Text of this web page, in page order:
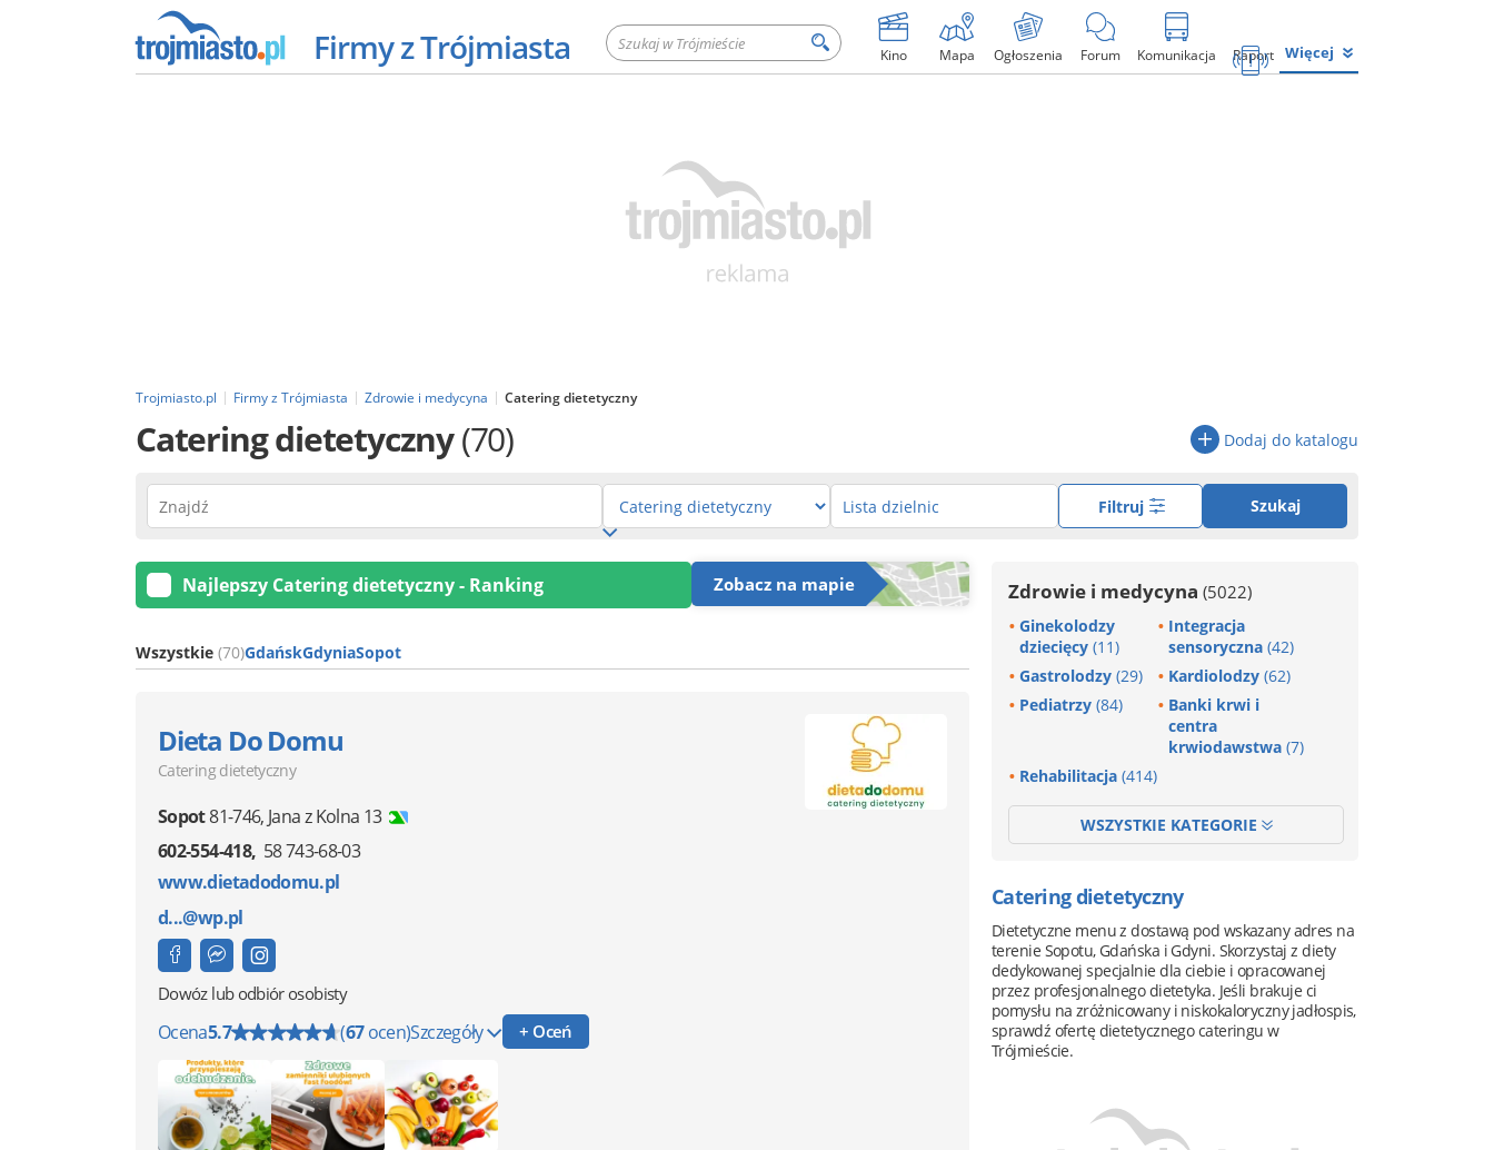
Firmy z Trójmiasta Kino Mapa Ogłoszenia Forum Komunikacja Raport Więcej
Trojmiasto.pl Firmy z Trójmiasta Zdrowie i medycyna Catering dietetyczny
Catering dietetyczny(70) Dodaj do katalogu
Filtruj Szukaj
Najlepszy Catering dietetyczny - Ranking Zobacz na mapie
Wszystkie (70)GdańskGdyniaSopot
Dieta Do Domu
Catering dietetyczny
Sopot81-746, Jana z Kolna 13
602-554-418 58 743-68-03
www.dietadodomu.pl
d...@wp.pl
Dowóz lub odbiór osobisty
Ocena5.7 (67ocen)Szczegóły + Oceń
Zdrowie i medycyna (5022)
Ginekolodzy
dziecięcy (11)
Integracja
sensoryczna (42)
Gastrolodzy (29) Kardiolodzy (62)
Pediatrzy (84)
Banki krwi i
centra
krwiodawstwa (7)
Rehabilitacja (414)
WSZYSTKIE KATEGORIE
Catering dietetyczny
Dietetyczne menu z dostawą pod wskazany adres na
terenie Sopotu, Gdańska i Gdyni. Skorzystaj z diety
dedykowanej specjalnie dla ciebie i opracowanej
przez profesjonalnego dietetyka. Jeśli brakuje ci
pomysłu na zróżnicowany i niskokaloryczny jadłospis,
sprawdź ofertę dietetycznego cateringu w
Trójmieście.